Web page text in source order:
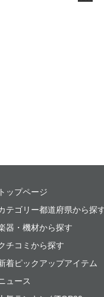
クプレイス
トップページ
テゴリー都道府県から探
器・機材から探す
チコミから探す
着ピックアップアイテム
ュース